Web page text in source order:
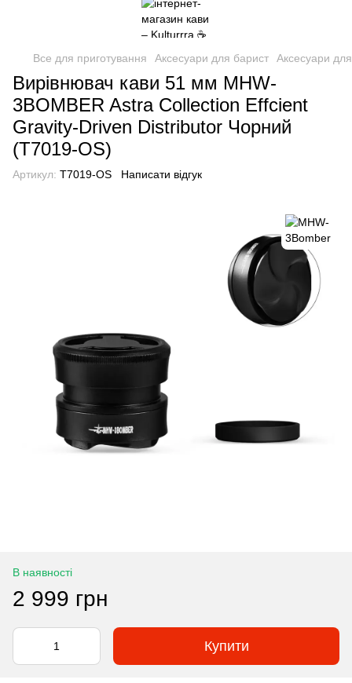
Все для приготування Аксесуари для барист Аксесуари
Вирівнювач кави 51 мм MHW-
3BOMBER Astra Collection Effcient
Gravity-Driven Distributor Чорний
(T7019-OS)
Артикул: T7019-OS Написати відгук
В наявності
2 999 грн
Купити